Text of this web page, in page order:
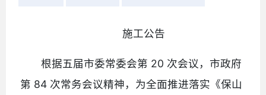
施工公告
根据五届市委常委会第 20 次会议，市政府
第 84 次常务会议精神，为全面推进落实《保山